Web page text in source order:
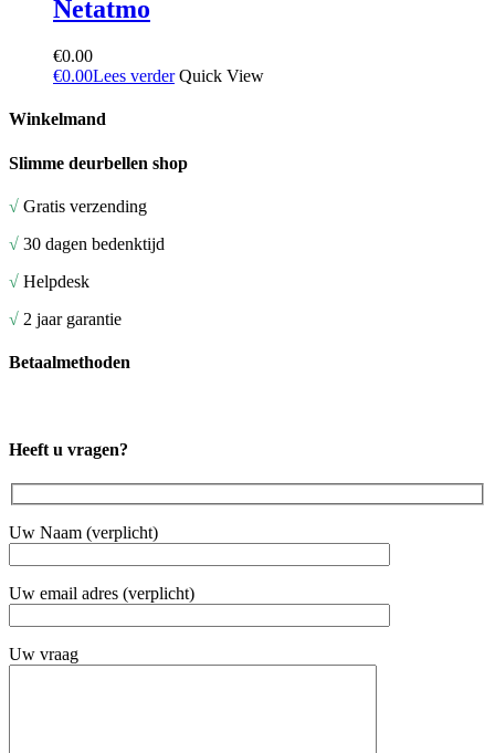
Netatmo
€0.00
€0.00Lees verder Quick View
Winkelmand
Slimme deurbellen shop
√ Gratis verzending
√ 30 dagen bedenktijd
√ Helpdesk
√ 2 jaar garantie
Betaalmethoden
Heeft u vragen?
Uw Naam (verplicht)
Uw email adres (verplicht)
Uw vraag